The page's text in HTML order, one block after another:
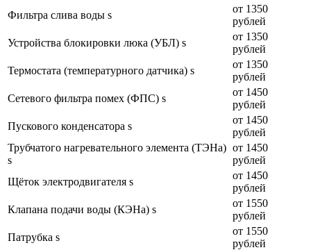
Фильтра слива воды s
от 1350
рублей
Устройства блокировки люка (УБЛ) s
от 1350
рублей
Термостата (температурного датчика) s
от 1350
рублей
Сетевого фильтра помех (ФПС) s
от 1450
рублей
Пускового конденсатора s
от 1450
рублей
Трубчатого нагревательного элемента (ТЭНа)
s
от 1450
рублей
Щёток электродвигателя s
от 1450
рублей
Клапана подачи воды (КЭНа) s
от 1550
рублей
Патрубка s
от 1550
рублей